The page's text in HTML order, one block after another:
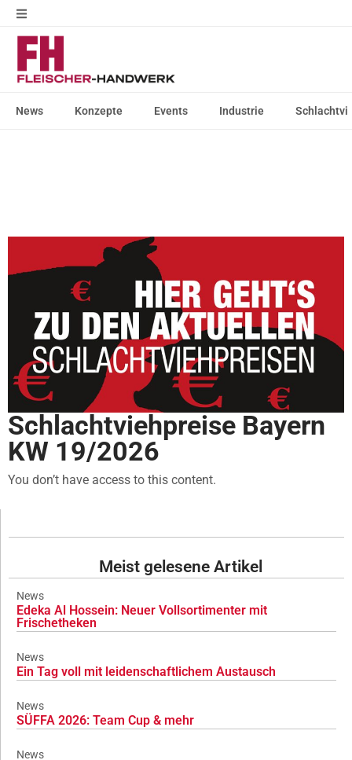
News Konzepte Events Industrie
Schlachtviehpreise Bayern
KW 19/2026
You don’t have access to this content.
Meist gelesene Artikel
News
Edeka Al Hossein: Neuer Vollsortimenter mit
Frischetheken
News
Ein Tag voll mit leidenschaftlichem Austausch
News
SÜFFA 2026: Team Cup & mehr
News